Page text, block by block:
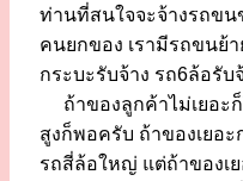
ท่านที่สนใจจะจ้างรถข
คนยกของ เรามีรถขนย้
กระบะรับจ้าง รถ6ล้อรั
ถ้าของลูกค้าไม่เยอะ
สูงก็พอครับ ถ้าของเยอ
รถสี่ล้อใหญ่ แต่ถ้าของเ